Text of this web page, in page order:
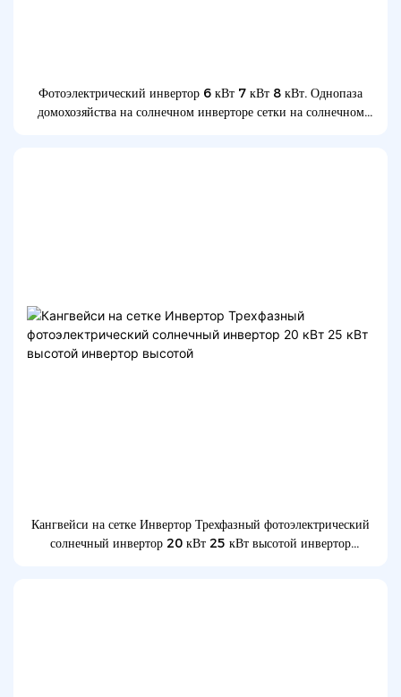
Фотоэлектрический инвертор 6 кВт 7 кВт 8 кВт. Однопаза
домохозяйства на солнечном инверторе сетки на солнечном
Кангвейси на сетке Инвертор Трехфазный фотоэлектрический
солнечный инвертор 20 кВт 25 кВт высотой инвертор